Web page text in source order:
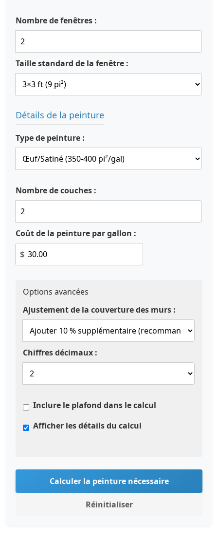
Nombre de fenêtres :
Taille standard de la fenêtre :
Détails de la peinture
Type de peinture :
Nombre de couches :
Coût de la peinture par gallon :
$
Options avancées
Ajustement de la couverture des murs :
Chiffres décimaux :
Inclure le plafond dans le calcul
Afficher les détails du calcul
Calculer la peinture nécessaire
Réinitialiser